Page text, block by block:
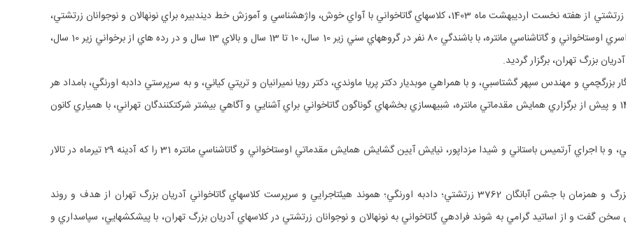
با هماهنگي و همكاري هيئت اجرايي آدريان بزرگ و كانون دانشجويان زرتشتي از هفته نخست ارديبهشت ماه 1403، كلاس‎هاي گاتاخواني با آواي خوش، واژه‎شناسي و آموزش خط دين‎دبيره براي نونهالان و نوجوانان زرتشتي،
براي باشندگي پربارتر شركت‎كنندگان تهراني در سي و يكمين همايش سراسري اوستاخواني و گاتاشناسي مانتره، با باشندگي 80 نفر در گروه‎هاي سني زير 10 سال، 10 تا 13 سال و بالاي 13 سال و در رده هاي از برخواني زير 10 سال،
اين دوره كلاس‎هاي آموزش گاتاخواني در آدريان بزرگ به استادي دكتر نگار بزرگ‎چمي و مهندس سپهر گشتاسبي، و با همراهي موبديار دكتر پريا ماوندي، دكتر رويا نميرانيان و تريتي كياني، و به سرپرستي دادبه اورنگي، بامداد هر
آدينه تا شهريورماه 1403 ادامه داشت و در جلسه آدينه 22 تيرماه 1403 و پيش از برگزاري همايش مقدماتي مانتره، شبيه‎سازي بخش‎هاي گوناگون گاتاخواني براي آشنايي و آگاهي بيشتر شركت‎كنندگان تهراني، با همياري كانون
همچنين گروه نيايش آدريان بزرگ، به استادي و سرپرستي نگار بزرگ‎چمي، و با اجراي آرتميس باستاني و شيدا مزداپور، نيايش آيين گشايش همايش مقدماتي اوستاخواني و گاتاشناسي مانتره 31 را كه آدينه 29 تيرماه در تالار
آدينه 4 آبان ماه 1403 پس از برگزاري آيين گهنبار توجي در آدريان بزرگ و همزمان با جشن آبانگان 3762 زرتشتي؛ دادبه اورنگي؛ هموند هيئت‎اجرايي و سرپرست كلاس‎هاي گاتاخواني آدريان بزرگ تهران از هدف و روند
پايه‎گذاري و برگزاري كلاس‎هاي گاتاخواني در تهران از سال 1388 تاكنون سخن گفت و از اساتيد گرامي به شوند فرادهي گاتاخواني به نونهالان و نوجوانان زرتشتي در كلاس‎هاي آدريان بزرگ تهران، با پيش‎كش‎هايي، سپاسداري و